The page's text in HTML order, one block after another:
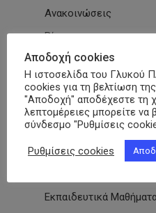
Ανακοινώσεις
Βίντεο
Διαβητικό Χωριό
Δράσεις
Εγκύκλιοι
Εθνικές & Διεθνείς
Εκδηλώσεις Συλλόγων
Εκπαιδευτικά
Αποδοχή cookies
Η ιστοσελίδα του Γλυκού
cookies για τη βελτίωση
"Αποδοχή" αποδέχεστε τη
λεπτομέρειες μπορείτε να
σύνδεσμο "Ρυθμίσεις
Ρυθμίσεις cookies